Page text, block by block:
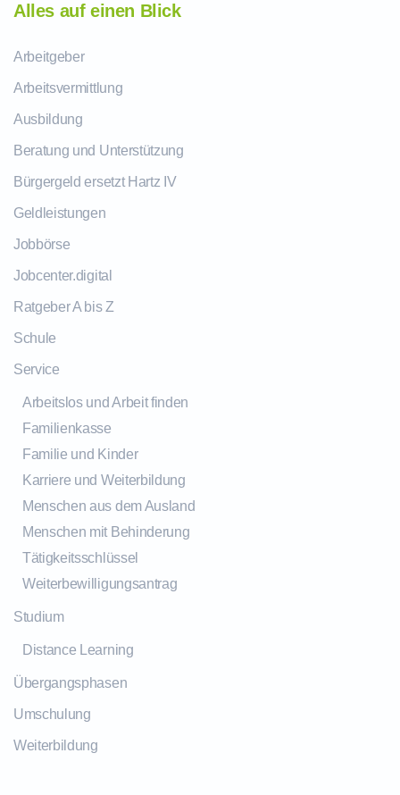
Alles auf einen Blick
Arbeitgeber
Arbeitsvermittlung
Ausbildung
Beratung und Unterstützung
Bürgergeld ersetzt Hartz IV
Geldleistungen
Jobbörse
Jobcenter.digital
Ratgeber A bis Z
Schule
Service
Arbeitslos und Arbeit finden
Familienkasse
Familie und Kinder
Karriere und Weiterbildung
Menschen aus dem Ausland
Menschen mit Behinderung
Tätigkeitsschlüssel
Weiterbewilligungsantrag
Studium
Distance Learning
Übergangsphasen
Umschulung
Weiterbildung